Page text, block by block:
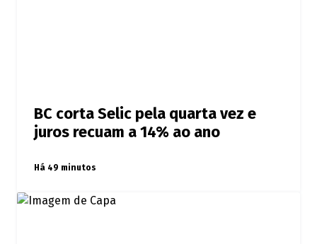
BC corta Selic pela quarta vez e
juros recuam a 14% ao ano
Há 49 minutos